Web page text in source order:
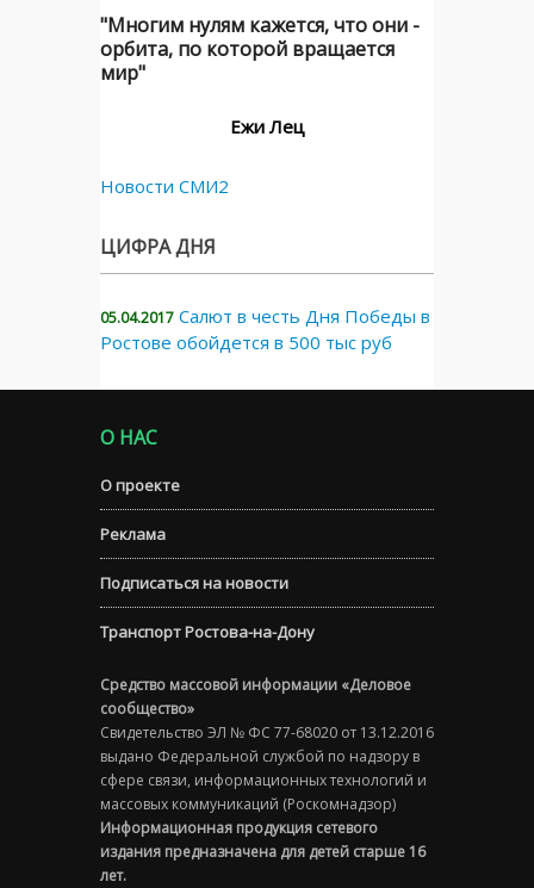
"Многим нулям кажется, что они -
орбита, по которой вращается
мир"
Ежи Лец
Новости СМИ2
ЦИФРА ДНЯ
05.04.2017 Салют в честь Дня Победы в
Ростове обойдется в 500 тыс руб
О НАС
О проекте
Реклама
Подписаться на новости
Транспорт Ростова-на-Дону
Средство массовой информации «Деловое
сообщество»
Свидетельство ЭЛ № ФС 77-68020 от 13.12.2016
выдано Федеральной службой по надзору в
сфере связи, информационных технологий и
массовых коммуникаций (Роскомнадзор)
Информационная продукция сетевого
издания предназначена для детей старше 16
лет.